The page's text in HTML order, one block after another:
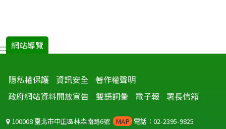
::: 網站導覽
隱私權保護 資訊安全 著作權聲明
政府網站資料開放宣告
雙語詞彙 電子報 署長信箱
100008 臺北市中正區林森南路6號 MAP 電話：02-2395-9825